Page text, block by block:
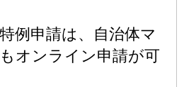
例申請は、自治体マ
オンライン申請が可